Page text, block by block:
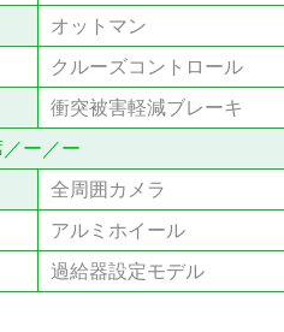
オットマン
クルーズコントロール
衝突被害軽減ブレーキ
ー／ー
全周囲カメラ
アルミホイール
過給器設定モデル